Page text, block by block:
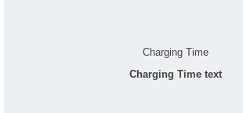
Charging Time
Charging Time text